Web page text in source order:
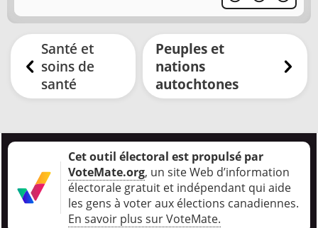
Santé et
soins de
santé
Peuples et
nations
autochtones
Cet outil électoral est propulsé par
VoteMate.org, un site Web d’information
électorale gratuit et indépendant qui aide
les gens à voter aux élections canadiennes.
En savoir plus sur VoteMate.